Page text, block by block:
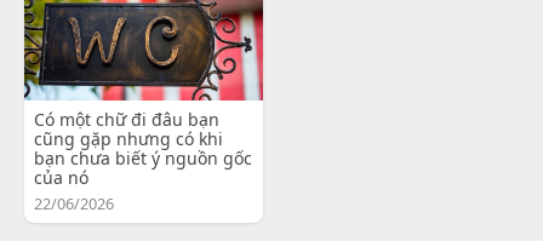
Có một chữ đi đâu bạn
cũng gặp nhưng có khi
bạn chưa biết ý nguồn gốc
của nó
22/06/2026